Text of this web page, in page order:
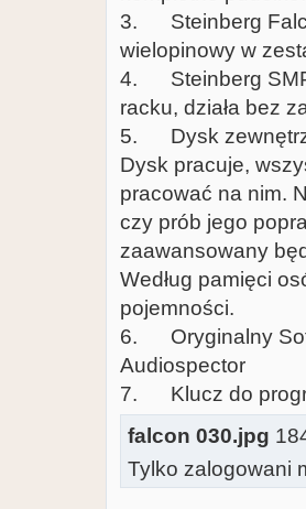
3. Steinberg
wielopinowy w
4. Steinberg SMP
racku, działa bez
5. Dysk
Dysk pracuje,
pracować na nim.
czy prób jego
zaawansowany
Według pamięci
pojemności.
6. Oryginalny
Audiospector
7. Klucz do
falcon 030.jpg
Tylko zalogowani